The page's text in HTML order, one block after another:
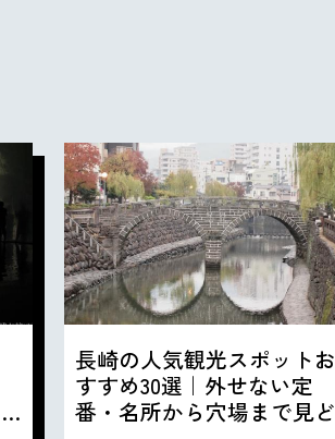
長崎の人気観光スポットお
すすめ30選｜外せない定
番・名所から穴場まで見ど